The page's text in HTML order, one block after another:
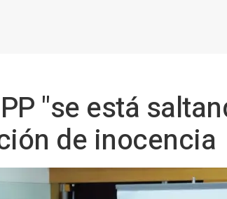
"se está
de inocencia